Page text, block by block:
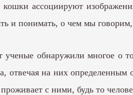
кошки ассоциируют
и понимать, о чем мы
обнаружили многое о
на них
с ними, будь то